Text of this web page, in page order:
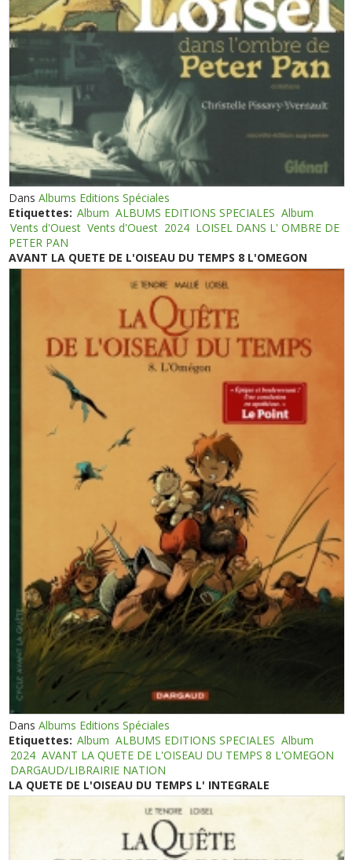
DansAlbums Editions Spéciales
Etiquettes: Album ALBUMS EDITIONS SPECIALES Album
Vents d'Ouest Vents d'Ouest 2024 LOISEL DANS L' OMBRE DE
PETER PAN
AVANT LA QUETE DE L'OISEAU DU TEMPS 8 L'OMEGON
DansAlbums Editions Spéciales
Etiquettes: Album ALBUMS EDITIONS SPECIALES Album
2024 AVANT LA QUETE DE L'OISEAU DU TEMPS 8 L'OMEGON
DARGAUD/LIBRAIRIE NATION
LA QUETE DE L'OISEAU DU TEMPS L' INTEGRALE